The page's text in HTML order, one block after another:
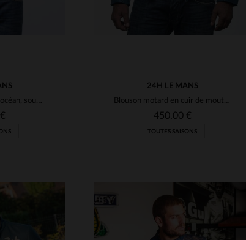
Cuir de mouton bleu océan, souple et léger, inspiré du Mans.
24H LE MANS
Blouson motard en cuir de mouton bleu, style vintage du Mans.
450,00 €
TOUTES SAISONS